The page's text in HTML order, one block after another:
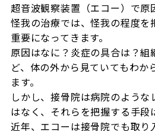
超音波観察装置（エコー）で原
怪我の治療では、怪我の程度を
重要になってきます。
原因はなに？炎症の具合は？組
ど、体の外から見ていてもわか
ます。
しかし、接骨院は病院のよう
はなく、それらを把握する手段
近年、エコーは接骨院でも取り